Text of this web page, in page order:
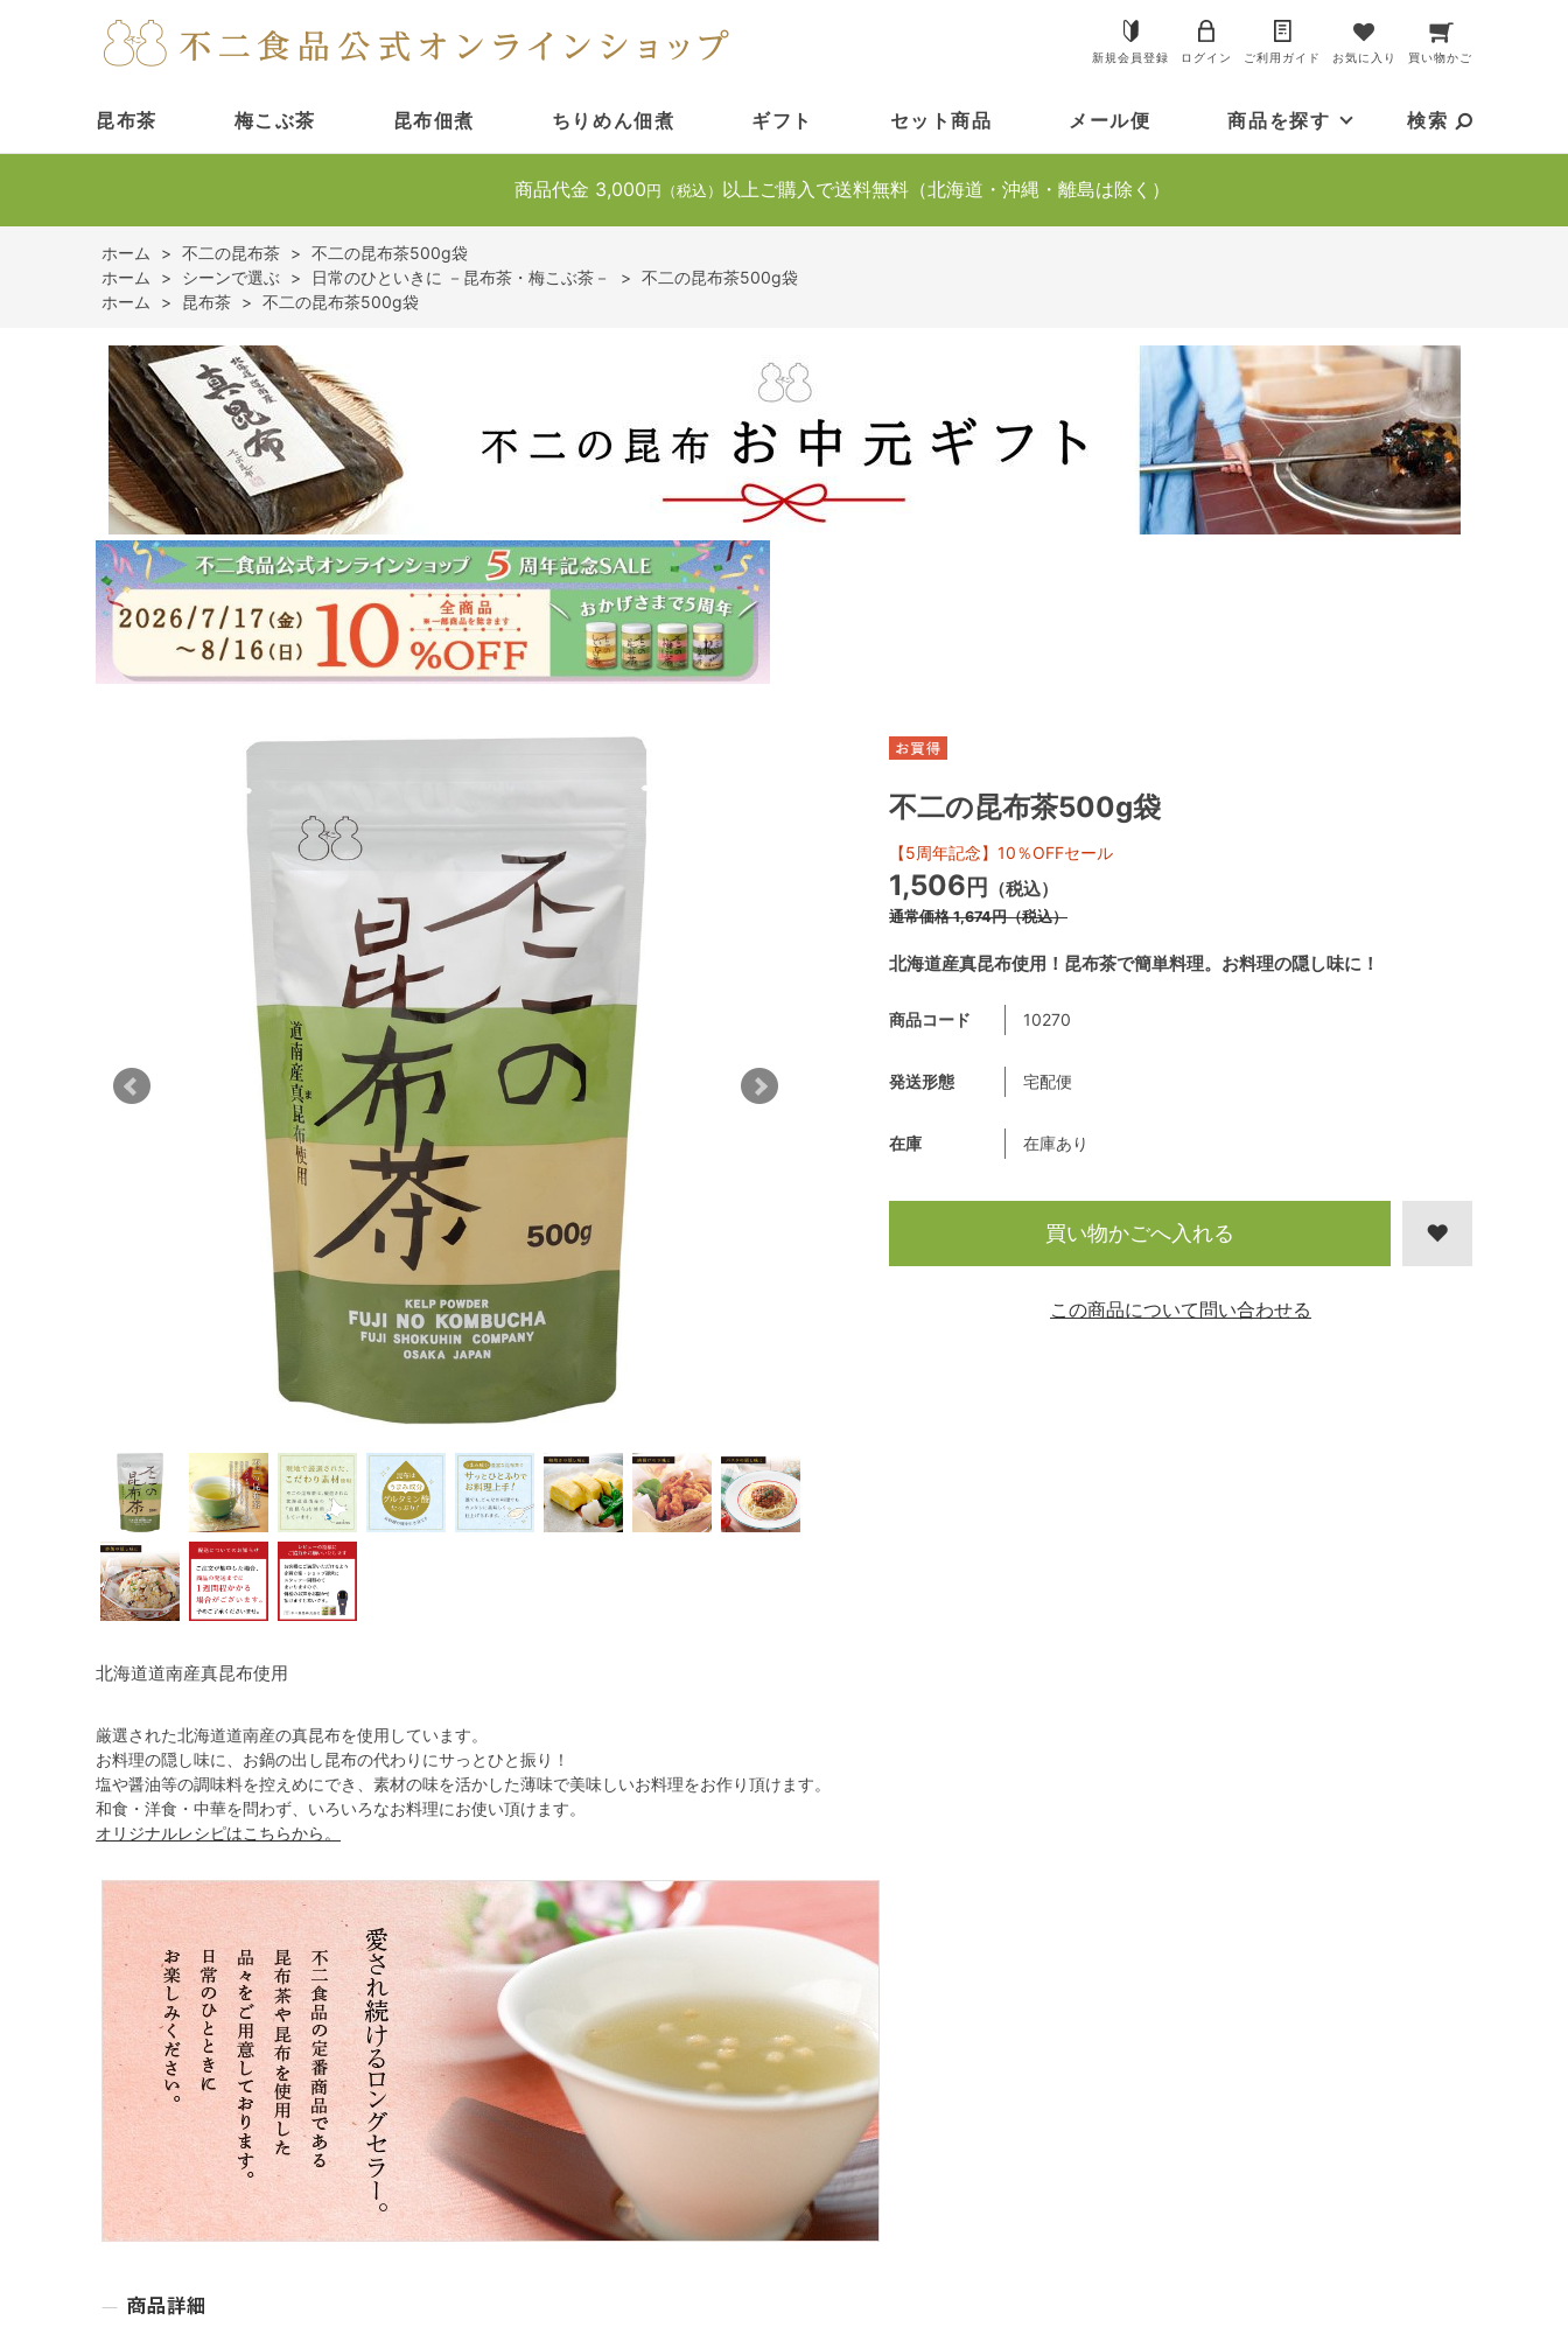
新規会員登録 ログイン ご利用ガイド お気に入り 買い物かご
昆布茶 梅こぶ茶 昆布佃煮 ちりめん佃煮 ギフト セット商品 メール便 商品を探す 検索
商品代金 3,000 円（税込） 以上ご購入で送料無料（北海道・沖縄・離島は除く）
ホーム > 不二の昆布茶 > 不二の昆布茶500g袋
ホーム
> シーンで選ぶ > 日常のひといきに －昆布茶・梅こぶ茶－ > 不二の昆布茶500g袋
ホーム
> 昆布茶 > 不二の昆布茶500g袋
北海道道南産真昆布使用
厳選された北海道道南産の真昆布を使用しています。
お料理の隠し味に、お鍋の出し昆布の代わりにサっとひと振り！
塩や醤油等の調味料を控えめにでき、素材の味を活かした薄味で美味しいお料理をお作り頂けます。
和食・洋食・中華を問わず、いろいろなお料理にお使い頂けます。
オリジナルレシピはこちらから。
北海道産真昆布使用！昆布茶で簡単料理。お料理の隠し味に！
不二の昆布茶500g袋
【5周年記念】10％OFFセール
1,506円 （税込）
通常価格1,674円（税込）
商品コード 10270
発送形態 宅配便
在庫 在庫あり
買い物かごへ入れる
この商品について問い合わせる